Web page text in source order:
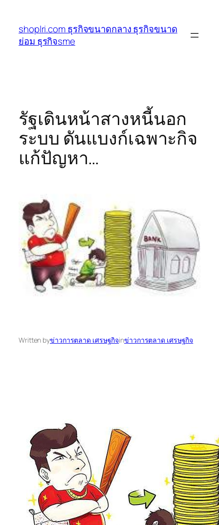
เนื้อหา
shoplri.com ธุรกิจขนาดกลาง ธุรกิจขนาด
ย่อม ธุรกิจsme
รัฐเดินหน้าสางหนี้นอก
ระบบ ดันแบงก์เฉพาะกิจ
แก้ปัญหา…
Written byข่าวการตลาด เศรษฐกิจinข่าวการตลาด เศรษฐกิจ